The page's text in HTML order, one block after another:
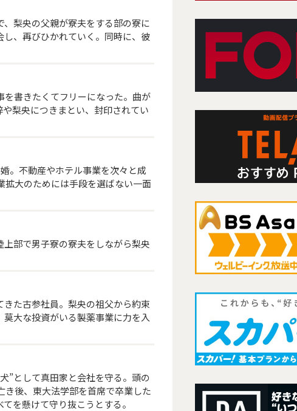
梨央の父親が寮夫をする部の寮に
、再びひかれていく。同時に、彼
書きたくてフリーになった。曲が
梨央につきまとい、封印されてい
。不動産やホテル事業を次々と成
大のためには手段を選ばない一面
部で男子寮の寮夫をしながら梨央
きた古参社員。梨央の祖父から約束
大な投資がいる製薬事業に力を入
”として真田家と会社を守る。頭の
後、東大法学部を首席で卒業した
を懸けて守り抜こうとする。